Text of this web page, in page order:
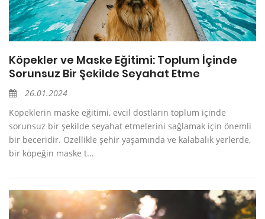
Köpekler ve Maske Eğitimi: Toplum İçinde
Sorunsuz Bir Şekilde Seyahat Etme
26.01.2024
Köpeklerin maske eğitimi, evcil dostların toplum içinde
sorunsuz bir şekilde seyahat etmelerini sağlamak için önemli
bir beceridir. Özellikle şehir yaşamında ve kalabalık yerlerde,
bir köpeğin maske t...